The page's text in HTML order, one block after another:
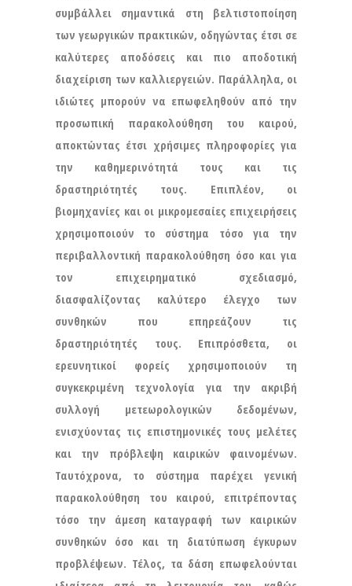
συμβάλλει σημαντικά στη βελτιστοποίηση
των γεωργικών πρακτικών, οδηγώντας έτσι σε
καλύτερες αποδόσεις και πιο αποδοτική
διαχείριση των καλλιεργειών. Παράλληλα, οι
ιδιώτες μπορούν να επωφεληθούν από την
προσωπική παρακολούθηση του καιρού,
αποκτώντας έτσι χρήσιμες πληροφορίες για
την καθημερινότητά τους και τις
δραστηριότητές τους. Επιπλέον, οι
βιομηχανίες και οι μικρομεσαίες επιχειρήσεις
χρησιμοποιούν το σύστημα τόσο για την
περιβαλλοντική παρακολούθηση όσο και για
τον επιχειρηματικό σχεδιασμό,
διασφαλίζοντας καλύτερο έλεγχο των
συνθηκών που επηρεάζουν τις
δραστηριότητές τους. Επιπρόσθετα, οι
ερευνητικοί φορείς χρησιμοποιούν τη
συγκεκριμένη τεχνολογία για την ακριβή
συλλογή μετεωρολογικών δεδομένων,
ενισχύοντας τις επιστημονικές τους μελέτες
και την πρόβλεψη καιρικών φαινομένων.
Ταυτόχρονα, το σύστημα παρέχει γενική
παρακολούθηση του καιρού, επιτρέποντας
τόσο την άμεση καταγραφή των καιρικών
συνθηκών όσο και τη διατύπωση έγκυρων
προβλέψεων. Τέλος, τα δάση επωφελούνται